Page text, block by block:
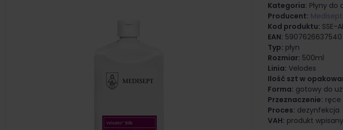
Kategoria: Płyny do
Producent: Medisept
Kod produktu: SSE-
EAN: 5907626637540
Typ: płyn
Rozmiar: 500ml
Linia: Velodes
Ilość szt w
Forma: gotowy do
Przeznaczenie: ręce
Proces: dezynfekcja
VAH: produkt